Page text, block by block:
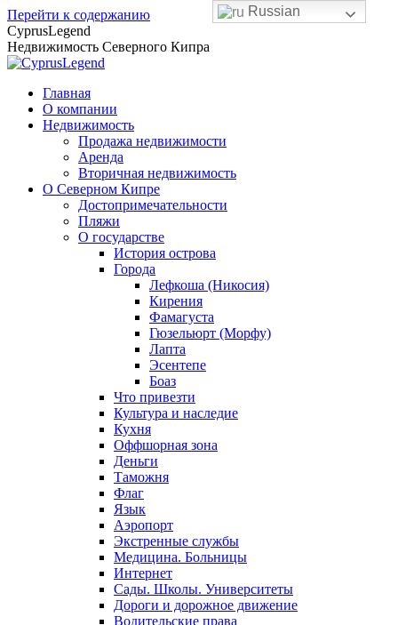
Перейти к содержанию
CyprusLegend
Недвижимость Северного Кипра
Главная
О компании
Недвижимость
Продажа недвижимости
Аренда
Вторичная недвижимость
О Северном Кипре
Достопримечательности
Пляжи
О государстве
История острова
Города
Лефкоша (Никосия)
Кирения
Фамагуста
Гюзельюрт (Морфу)
Лапта
Эсентепе
Боаз
Что привезти
Культура и наследие
Кухня
Оффшорная зона
Деньги
Таможня
Флаг
Язык
Аэропорт
Экстренные службы
Медицина. Больницы
Интернет
Сады. Школы. Университеты
Дороги и дорожное движение
Водительские права
Russian